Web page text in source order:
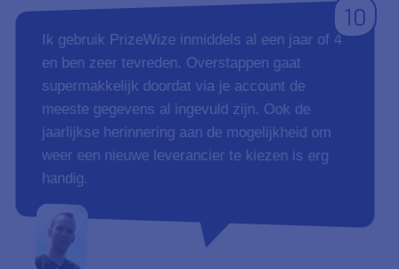
10
Ik gebruik PrizeWize inmiddels al een jaar of 4
en ben zeer tevreden. Overstappen gaat
supermakkelijk doordat via je account de
meeste gegevens al ingevuld zijn. Ook de
jaarlijkse herinnering aan de mogelijkheid om
weer een nieuwe leverancier te kiezen is erg
handig.